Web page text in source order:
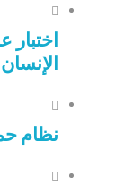
اختبار
الإنسان
نظام